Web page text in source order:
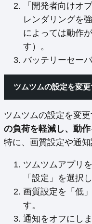
「開発者向けオ
レンダリングを
によっては動作
す）。
バッテリーセー
ツムツムの設定を変
ツムツムの設定を変更
の負荷を軽減し、動
特に、画質設定や通知
ツムツムアプリ
「設定」を選択
画質設定を「低
す。
通知をオフにしま